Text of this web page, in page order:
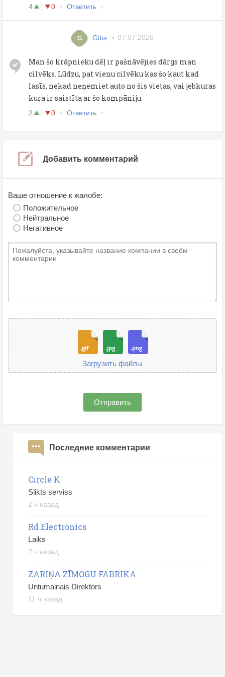
4 0 Ответить
G Gibs 07.07.2026
Man šo krāpnieku dēļ ir pašnāvējies dārgs man
cilvēks. Lūdzu, pat vienu cilvēku kas šo kaut kad
lasīs, nekad neņemiet auto no šis vietas, vai jebkuras
kura ir saistīta ar šo kompāniju.
2 0 Ответить
Добавить комментарий
Ваше отношение к жалобе:
Положительное
Нейтральное
Негативное
Загрузить файлы
Отправить
Последние комментарии
Circle K
Slikts serviss
2 ч назад
Rd Electronics
Laiks
7 ч назад
ZARIŅA ZĪMOGU FABRIKA
Untumainais Direktors
11 ч назад